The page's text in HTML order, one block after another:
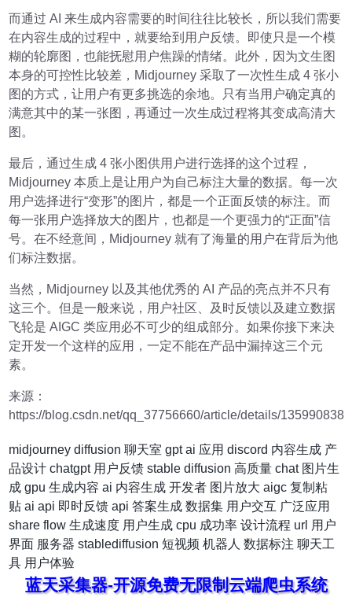
而通过 AI 来生成内容需要的时间往往比较长，所以我们需要
在内容生成的过程中，就要给到用户反馈。即使只是一个模
糊的轮廓图，也能抚慰用户焦躁的情绪。此外，因为文生图
本身的可控性比较差，Midjourney 采取了一次性生成 4 张小
图的方式，让用户有更多挑选的余地。只有当用户确定真的
满意其中的某一张图，再通过一次生成过程将其变成高清大
图。
最后，通过生成 4 张小图供用户进行选择的这个过程，
Midjourney 本质上是让用户为自己标注大量的数据。每一次
用户选择进行“变形”的图片，都是一个正面反馈的标注。而
每一张用户选择放大的图片，也都是一个更强力的“正面”信
号。在不经意间，Midjourney 就有了海量的用户在背后为他
们标注数据。
当然，Midjourney 以及其他优秀的 AI 产品的亮点并不只有
这三个。但是一般来说，用户社区、及时反馈以及建立数据
飞轮是 AIGC 类应用必不可少的组成部分。如果你接下来决
定开发一个这样的应用，一定不能在产品中漏掉这三个元
素。
来源：
https://blog.csdn.net/qq_37756660/article/details/135990838
midjourney diffusion 聊天室 gpt ai 应用 discord 内容生成 产
品设计 chatgpt 用户反馈 stable diffusion 高质量 chat 图片生
成 gpu 生成内容 ai 内容生成 开发者 图片放大 aigc 复制粘
贴 ai api 即时反馈 api 答案生成 数据集 用户交互 广泛应用
share flow 生成速度 用户生成 cpu 成功率 设计流程 url 用户
界面 服务器 stablediffusion 短视频 机器人 数据标注 聊天工
具 用户体验
蓝天采集器-开源免费无限制云端爬虫系统